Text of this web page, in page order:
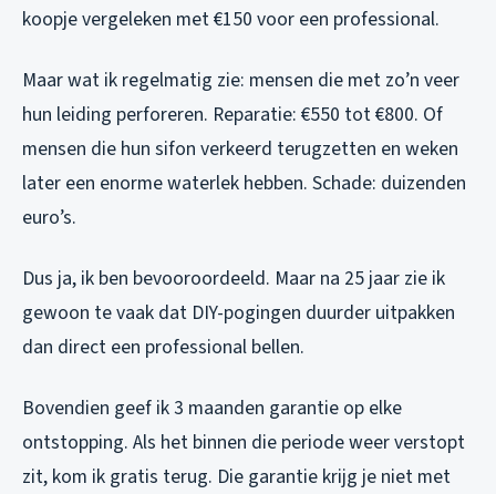
koopje vergeleken met €150 voor een professional.
Maar wat ik regelmatig zie: mensen die met zo’n veer
hun leiding perforeren. Reparatie: €550 tot €800. Of
mensen die hun sifon verkeerd terugzetten en weken
later een enorme waterlek hebben. Schade: duizenden
euro’s.
Dus ja, ik ben bevooroordeeld. Maar na 25 jaar zie ik
gewoon te vaak dat DIY-pogingen duurder uitpakken
dan direct een professional bellen.
Bovendien geef ik 3 maanden garantie op elke
ontstopping. Als het binnen die periode weer verstopt
zit, kom ik gratis terug. Die garantie krijg je niet met